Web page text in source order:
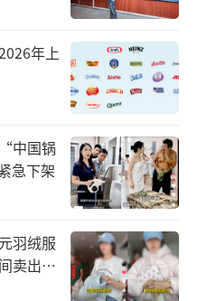
夫侯军呈创立，202
美妆企业。而海澜之
港招股书中，海澜之
大男装品牌，连续1
位，也是唯一一家年
品牌……”
年上
中国锅
急下架
羽绒服
卖出超